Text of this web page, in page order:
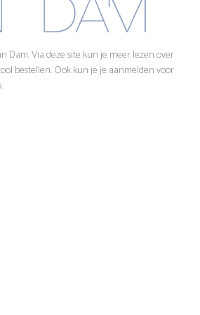
Dam. Via deze site kun je meer lezen over
bestellen. Ook kun je je aanmelden voor